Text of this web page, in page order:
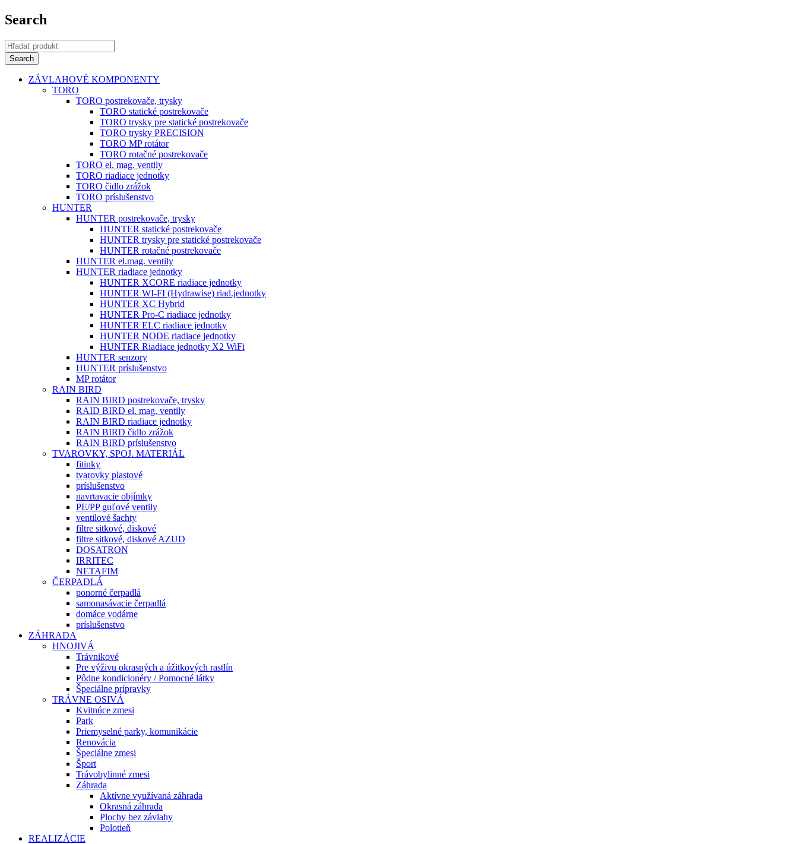
Search
ZÁVLAHOVÉ KOMPONENTY
TORO
TORO postrekovače, trysky
TORO statické postrekovače
TORO trysky pre statické postrekovače
TORO trysky PRECISION
TORO MP rotátor
TORO rotačné postrekovače
TORO el. mag. ventily
TORO riadiace jednotky
TORO čidlo zrážok
TORO príslušenstvo
HUNTER
HUNTER postrekovače, trysky
HUNTER statické postrekovače
HUNTER trysky pre statické postrekovače
HUNTER rotačné postrekovače
HUNTER el.mag. ventily
HUNTER riadiace jednotky
HUNTER XCORE riadiace jednotky
HUNTER WI-FI (Hydrawise) riad.jednotky
HUNTER XC Hybrid
HUNTER Pro-C riadiace jednotky
HUNTER ELC riadiace jednotky
HUNTER NODE riadiace jednotky
HUNTER Riadiace jednotky X2 WiFi
HUNTER senzory
HUNTER príslušenstvo
MP rotátor
RAIN BIRD
RAIN BIRD postrekovače, trysky
RAID BIRD el. mag. ventily
RAIN BIRD riadiace jednotky
RAIN BIRD čidlo zrážok
RAIN BIRD príslušenstvo
TVAROVKY, SPOJ. MATERIÁL
fitinky
tvarovky plastové
príslušenstvo
navrtavacie objímky
PE/PP guľové ventily
ventilové šachty
filtre sitkové, diskové
filtre sitkové, diskové AZUD
DOSATRON
IRRITEC
NETAFIM
ČERPADLÁ
ponorné čerpadlá
samonasávacie čerpadlá
domáce vodárne
príslušenstvo
ZÁHRADA
HNOJIVÁ
Trávnikové
Pre výživu okrasných a úžitkových rastlín
Pôdne kondicionéry / Pomocné látky
Špeciálne prípravky
TRÁVNE OSIVÁ
Kvitnúce zmesi
Park
Priemyselné parky, komunikácie
Renovácia
Špeciálne zmesi
Šport
Trávobylinné zmesi
Záhrada
Aktívne využívaná záhrada
Okrasná záhrada
Plochy bez závlahy
Polotieň
REALIZÁCIE